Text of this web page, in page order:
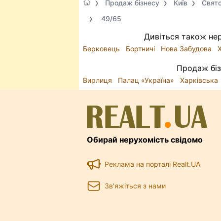
Продаж бізнесу Київ
49/65
Дивіться також
Берковець Бортничі Нова Забудова
Продаж
Вирлиця Палац «Україна» Харківська
Обирай нерухомість свідомо
Реклама на порталі Realt.UA
Зв'яжіться з нами